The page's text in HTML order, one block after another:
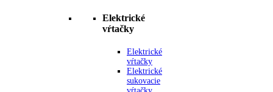
Elektrické
vŕtačky
Elektrické
vŕtačky
Elektrické
sukovacie